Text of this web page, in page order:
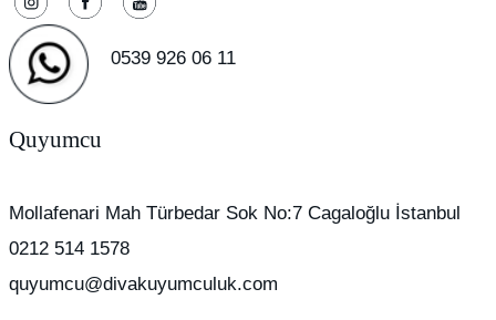
0539 926 06 11
Quyumcu
Mollafenari Mah Türbedar Sok No:7 Cagaloğlu İstanbul
0212 514 1578
quyumcu@divakuyumculuk.com